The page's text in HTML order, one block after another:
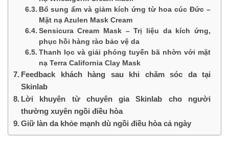
Bổ sung ẩm và giảm kích ứng từ hoa cúc Đức –
Mặt nạ Azulen Mask Cream
Sensicura Cream Mask – Trị liệu da kích ứng,
phục hồi hàng rào bảo vệ da
Thanh lọc và giải phóng tuyến bã nhờn với mặt
nạ Terra California Clay Mask
Feedback khách hàng sau khi chăm sóc da tại
Skinlab
Lời khuyên từ chuyên gia Skinlab cho người
thường xuyên ngồi điều hòa
Giữ làn da khỏe mạnh dù ngồi điều hòa cả ngày